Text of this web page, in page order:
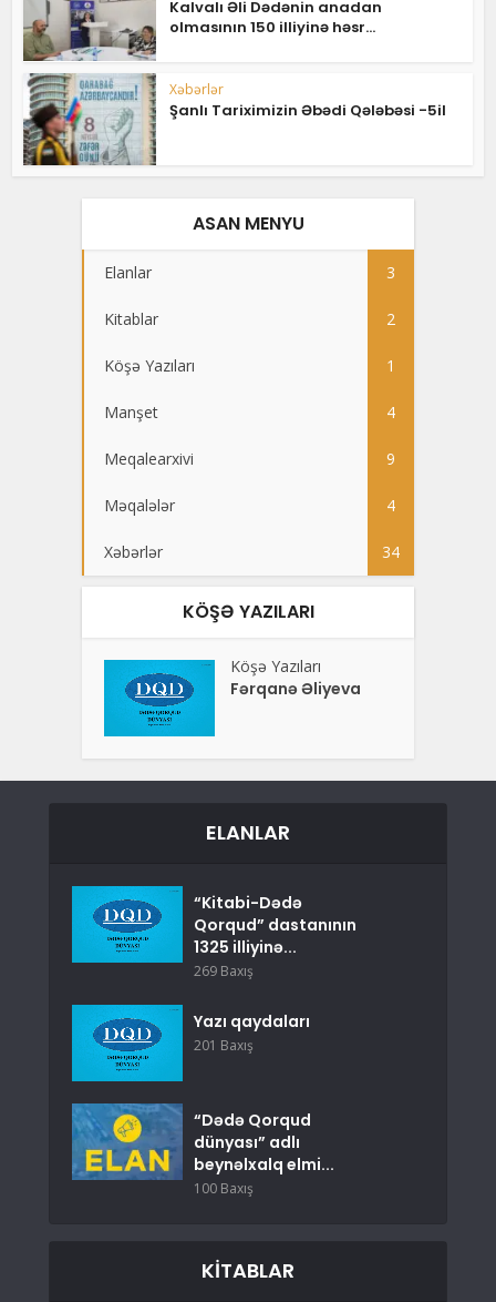
Kalvalı Əli Dədənin anadan
olmasının 150 illiyinə həsr...
Xəbərlər
Şanlı Tariximizin Əbədi Qələbəsi -5il
ASAN MENYU
Elanlar 3
Kitablar 2
Köşə Yazıları 1
Manşet 4
Meqalearxivi 9
Məqalələr 4
Xəbərlər 34
KÖŞƏ YAZILARI
Köşə Yazıları
Fərqanə Əliyeva
ELANLAR
“Kitabi-Dədə
Qorqud” dastanının
1325 illiyinə...
269 Baxış
Yazı qaydaları
201 Baxış
“Dədə Qorqud
dünyası” adlı
beynəlxalq elmi...
100 Baxış
KITABLAR